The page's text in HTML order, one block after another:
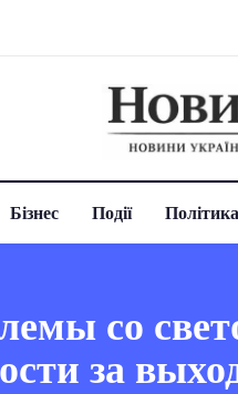
Бізнес Події Політика
со
за